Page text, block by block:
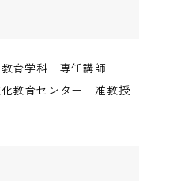
育学科 専任講師
教育センター 准教授